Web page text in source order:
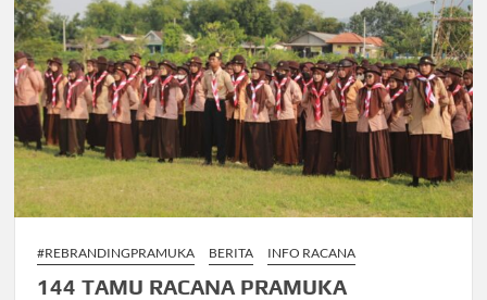
Pramuka
di
Perguruan
Tinggi
#REBRANDINGPRAMUKA BERITA INFO RACANA
144 TAMU RACANA PRAMUKA